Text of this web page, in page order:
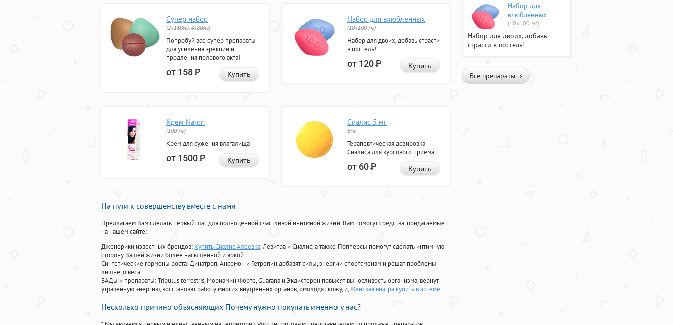
Супер набор
(2х160мг, 4х80мг)
Попробуй все супер препараты
для усиления эрекции и
продления полового акта!
от 158Р Купить
Набор для влюбленных
(10х100 мг)
Набор для двоих, добавь страсти
в постель!
от 120Р Купить
Крем Naron
(100 мг)
Крем для сужения влагалища
от 1500Р Купить
Сиалис 5 мг
5мг
Терапевтическая дозировка
Сиалиса для курсового приема
от 60Р Купить
На пути к совершенству вместе с нами
Предлагаем Вам сделать первый шаг для полноценной счастливой инитмной жизни. Вам помогут средства, придагаемые
на нашем сайте:
Дженерики известных брендов: Купить Сиалис Алеевка, Левитра и Сиалис, а также Попперсы помогут сделать интимную
сторону Вашей жизни более насыщенной и яркой
Синтетические гормоны роста: Динатроп, Ансомон и Гетропин добавят силы, энергии спортсменам и решат проблемы
лишнего веса
БАДы и препараты:Tribulus terrestris, Мориамин Форте, Guarana и Экдистерон повысят выносливость организма, вернут
утраченную энергию, восстановят работу многих внутренних органов, омолодят кожу, и,Женская виагра купить в артёме.
Несколько причино объясняющих Почему нужно покупать именно у нас?
Набор для
влюбленных
(10х100 мг)
Набор для двоих, добавь
страсти в постель!
Все препараты